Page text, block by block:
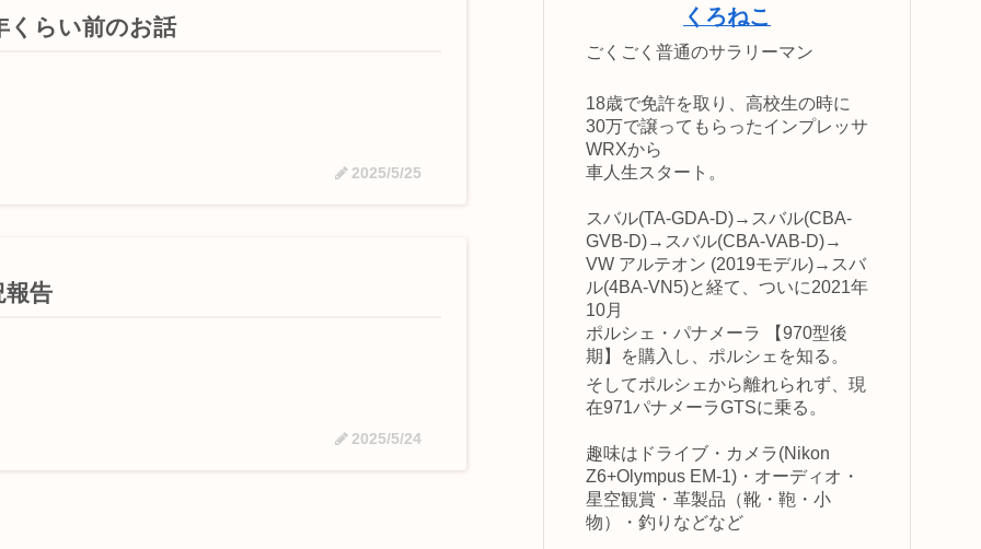
くらい前のお話
2025/5/25
報告
2025/5/24
くろねこ
ごくごく普通のサラリーマン
18歳で免許を取り、高校生の時に
30万で譲ってもらったインプレッサ
WRXから
車人生スタート。
スバル(TA-GDA-D)→スバル(CBA-
GVB-D)→スバル(CBA-VAB-D)→
VW アルテオン (2019モデル)→スバ
ル(4BA-VN5)と経て、ついに2021年
10月
ポルシェ・パナメーラ 【970型後
期】を購入し、ポルシェを知る。
そしてポルシェから離れられず、現
在971パナメーラGTSに乗る。
趣味はドライブ・カメラ(Nikon
Z6+Olympus EM-1)・オーディオ・
星空観賞・革製品（靴・鞄・小
物）・釣りなどなど